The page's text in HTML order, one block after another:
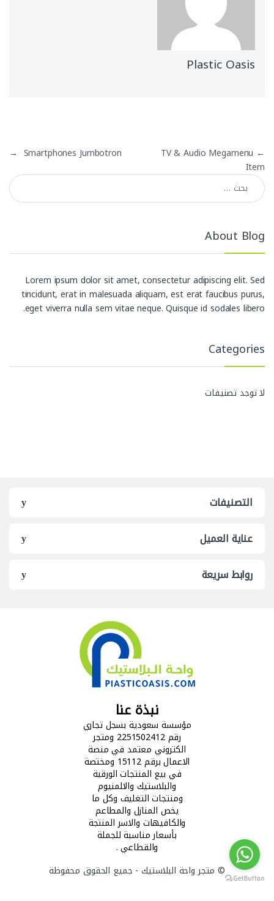
Plastic Oasis
تصفّح المقالات
←
TV & Audio Megamenu
Item
Smartphones Jumbotron
→
البحث عن:
About Blog
Lorem ipsum dolor sit amet, consectetur adipiscing elit. Sed
tincidunt, erat in malesuada aliquam, est erat faucibus purus,
eget viverra nulla sem vitae neque. Quisque id sodales libero.
Categories
لا توجد تصنيفات
التصنيفات
عناية العميل
روابط سريعة
نبذة عنا
مؤسسة سعودية بسجل تجاري
رقم 2251502412 ومتجر
الكتروني معتمد في منصة
الاعمال برقم 15112 ومختصة
في بيع المنتجات الورقية
والبلاستيك والالمنيوم
ومنتجات التغليف وكل ما
يخص المنازل والمطاعم
والكافيهات والاسر المنتجة
بأسعار مناسبة للجملة
والقطاعي .
© متجر واحة البلاستيك - جميع الحقوق محفوظة